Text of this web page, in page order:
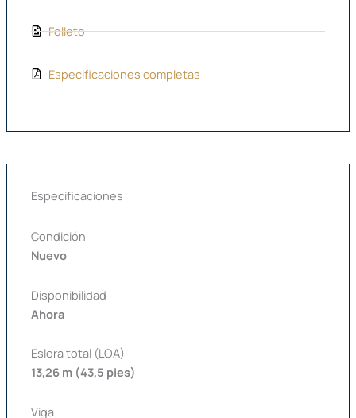
Especificaciones
Condición
Nuevo
Disponibilidad
Ahora
Eslora total (LOA)
13,26 m (43,5 pies)
Viga
Folleto
Especificaciones completas